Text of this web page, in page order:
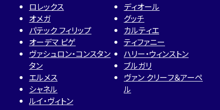
ロレックス
オメガ
パテック フィリップ
オーデマ ピゲ
ヴァシュロン・コンスタン
タン
エルメス
シャネル
ルイ・ヴィトン
ディオール
グッチ
カルティエ
ティファニー
ハリー・ウィンストン
ブルガリ
ヴァン クリーフ＆アーペ
ル